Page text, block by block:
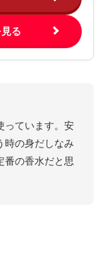
る
っています。安
時の身だしなみ
番の香水だと思